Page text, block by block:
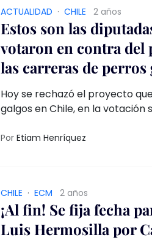
ACTUALIDAD · CHILE 2 años
Estos son las
votaron en contra
las carreras de perros
Hoy se rechazó el proyecto
galgos en Chile, en la
Por Etiam Henríquez
CHILE · ECM 2 años
¡Al fin! Se fija fecha
Luis Hermosilla por